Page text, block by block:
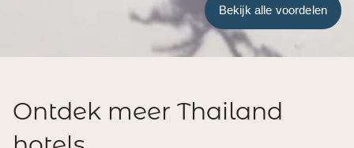
Bekijk alle voordelen
Ontdek meer Thailand